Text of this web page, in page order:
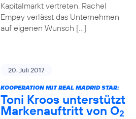
Kapitalmarkt vertreten. Rachel
Empey verlässt das Unternehmen
auf eigenen Wunsch […]
20. Juli 2017
KOOPERATION MIT REAL MADRID STAR:
Toni Kroos unterstützt
Markenauftritt von O2